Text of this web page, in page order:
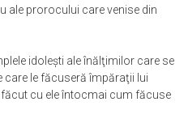
ale prorocului care venise din
idoleşti ale înălţimilor care se
care le făcuseră împăraţii lui
făcut cu ele întocmai cum făcuse